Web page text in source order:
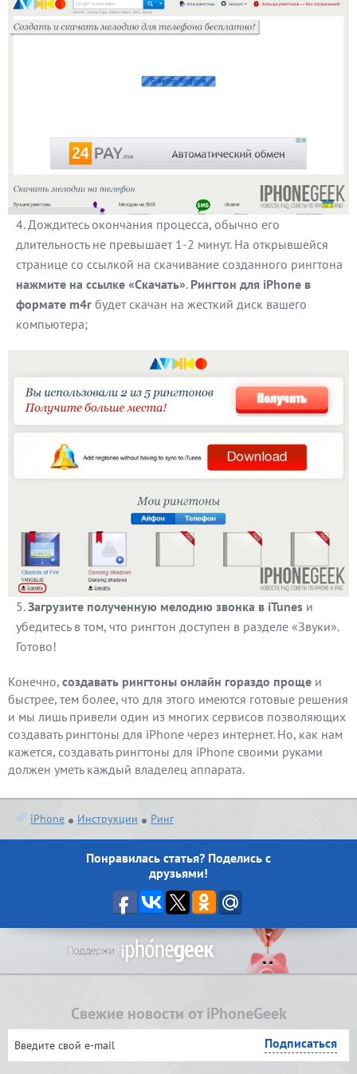
Дождитесь окончания процесса, обычно его
длительность не превышает 1-2 минут. На открывшейся
странице со ссылкой на скачивание созданного рингтона
нажмите на ссылке «Скачать». Рингтон для iPhone в
формате m4r будет скачан на жесткий диск вашего
компьютера;
Загрузите полученную мелодию звонка в iTunes и
убедитесь в том, что рингтон доступен в разделе «Звуки».
Готово!
Конечно, создавать рингтоны онлайн гораздо проще и
быстрее, тем более, что для этого имеются готовые решения
и мы лишь привели один из многих сервисов позволяющих
создавать рингтоны для iPhone через интернет. Но, как нам
кажется, создавать рингтоны для iPhone своими руками
должен уметь каждый владелец аппарата.
iPhone Инструкции Ринг
Понравилась статья? Поделись с
друзьями!
Свежие новости от iPhoneGeek